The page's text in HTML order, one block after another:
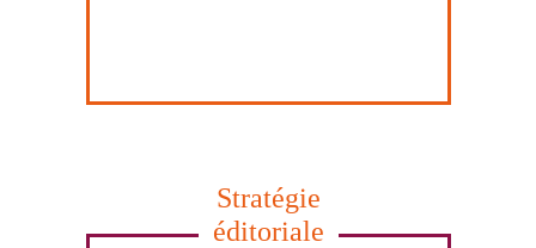
Stratégie
éditoriale